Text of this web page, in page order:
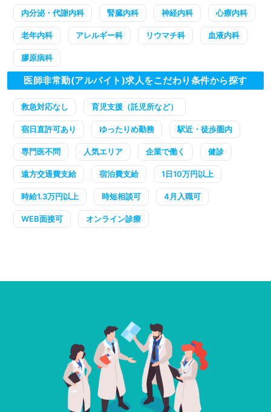
内分泌・代謝内科 腎臓内科 神経内科 心療内科
老年内科 アレルギー科 リウマチ科 血液内科
膠原病科
医師非常勤(アルバイト)求人をこだわり条件から探す
救急対応なし 育児支援（託児所など）
宿日直許可あり ゆったりめ勤務 駅近・徒歩圏内
専門医不問 人気エリア 企業で働く 健診
遠方交通費支給 宿泊費支給 1日10万円以上
時給1.3万円以上 時短相談可 4月入職可
WEB面接可 オンライン診療